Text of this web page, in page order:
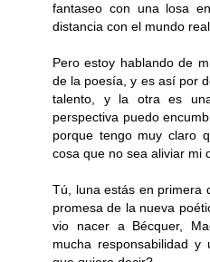
fantaseo con una losa
distancia con el mundo real.
Pero estoy hablando de
de la poesía, y es así por
talento, y la otra es
perspectiva puedo
porque tengo muy claro
cosa que no sea aliviar mi
Tú, luna estás en primera
promesa de la nueva
vio nacer a Bécquer,
mucha responsabilidad